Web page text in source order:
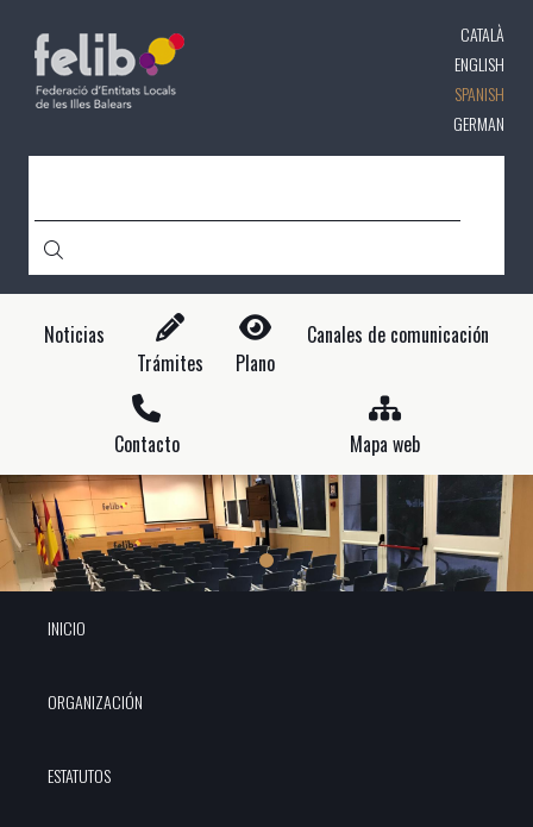
contenido
principal
CATALÀ
ENGLISH
SPANISH
GERMAN
Noticias
Trámites
Plano
Canales de comunicación
Contacto Mapa web
INICIO
ORGANIZACIÓN
ESTATUTOS